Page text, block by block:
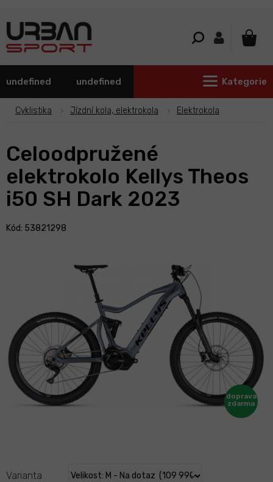
undefined undefined Kategorie
Cyklistika Jízdní kola, elektrokola Elektrokola
Celoodpružené
elektrokolo Kellys Theos
i50 SH Dark 2023
Kód: 53821298
Varianta